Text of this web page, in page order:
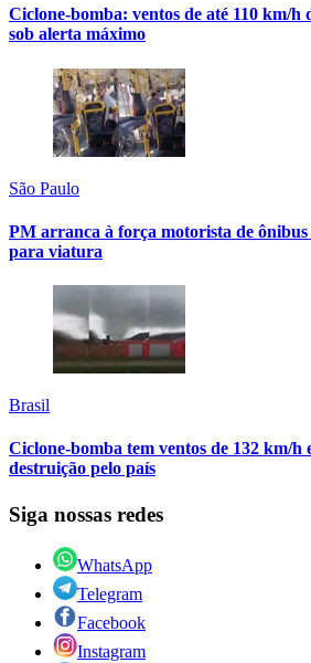
Ciclone-bomba: ventos de até 110 km/h
sob alerta máximo
São Paulo
PM arranca à força motorista de ônibus
para viatura
Brasil
Ciclone-bomba tem ventos de 132 km/h
destruição pelo país
Siga nossas redes
WhatsApp
Telegram
Facebook
Instagram